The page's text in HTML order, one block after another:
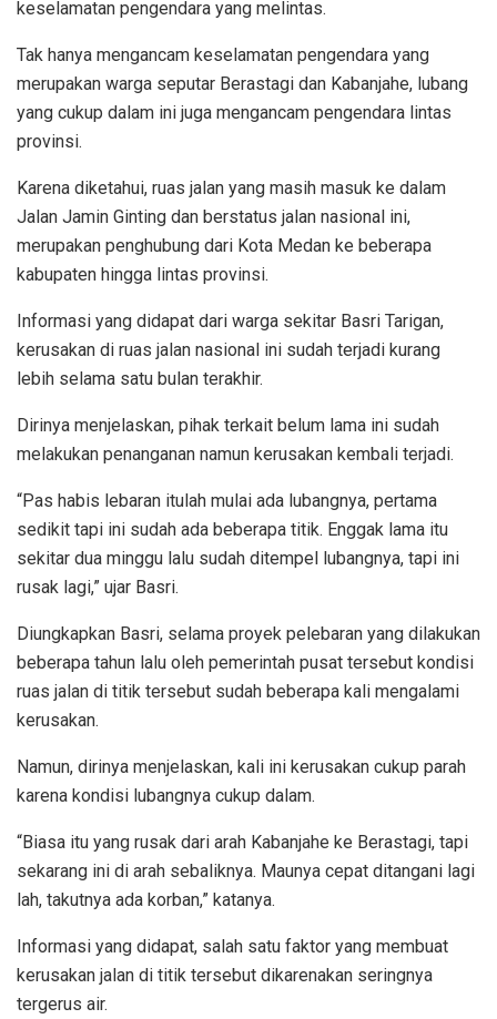
keselamatan pengendara yang melintas.
Tak hanya mengancam keselamatan pengendara yang
merupakan warga seputar Berastagi dan Kabanjahe, lubang
yang cukup dalam ini juga mengancam pengendara lintas
provinsi.
Karena diketahui, ruas jalan yang masih masuk ke dalam
Jalan Jamin Ginting dan berstatus jalan nasional ini,
merupakan penghubung dari Kota Medan ke beberapa
kabupaten hingga lintas provinsi.
Informasi yang didapat dari warga sekitar Basri Tarigan,
kerusakan di ruas jalan nasional ini sudah terjadi kurang
lebih selama satu bulan terakhir.
Dirinya menjelaskan, pihak terkait belum lama ini sudah
melakukan penanganan namun kerusakan kembali terjadi.
“Pas habis lebaran itulah mulai ada lubangnya, pertama
sedikit tapi ini sudah ada beberapa titik. Enggak lama itu
sekitar dua minggu lalu sudah ditempel lubangnya, tapi ini
rusak lagi,” ujar Basri.
Diungkapkan Basri, selama proyek pelebaran yang dilakukan
beberapa tahun lalu oleh pemerintah pusat tersebut kondisi
ruas jalan di titik tersebut sudah beberapa kali mengalami
kerusakan.
Namun, dirinya menjelaskan, kali ini kerusakan cukup parah
karena kondisi lubangnya cukup dalam.
“Biasa itu yang rusak dari arah Kabanjahe ke Berastagi, tapi
sekarang ini di arah sebaliknya. Maunya cepat ditangani lagi
lah, takutnya ada korban,” katanya.
Informasi yang didapat, salah satu faktor yang membuat
kerusakan jalan di titik tersebut dikarenakan seringnya
tergerus air.